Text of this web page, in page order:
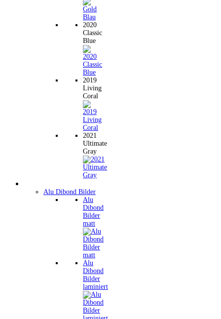
2020
Classic
Blue
2019
Living
Coral
2021
Ultimate
Gray
Alu Dibond Bilder
Alu
Dibond
Bilder
matt
Alu
Dibond
Bilder
laminiert